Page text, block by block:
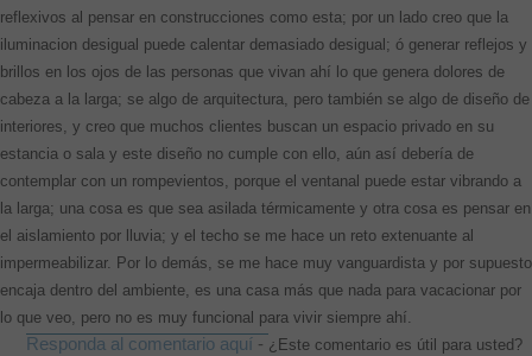
reflexivos al pensar en construcciones como esta; por un lado creo que la
iluminacion desigual puede calentar demasiado desigual; ó generar reflejos y
brillos en los ojos de las personas que vivan ahí lo que genera dolores de
cabeza a la larga; se algo de arquitectura, pero también se algo de diseño de
interiores, y creo que muchos clientes buscan un espacio privado en su
estancia o sala y este diseño no cumple con ello, aún así debería de
contemplar con un rompevientos, porque el ventanal puede estar vibrando a
la larga; una cosa es que sea asilada térmicamente y otra cosa es pensar en
el aislamiento por lluvia; y el techo se me hace un reto extenuante al
impermeabilizar. Por lo demás, se me hace muy vanguardista y por supuesto
encaja dentro del ambiente, es una casa más que nada para vacacionar por
lo que veo, pero no es muy funcional para vivir siempre ahí.
Responda al comentario aquí - ¿Este comentario es útil para usted?